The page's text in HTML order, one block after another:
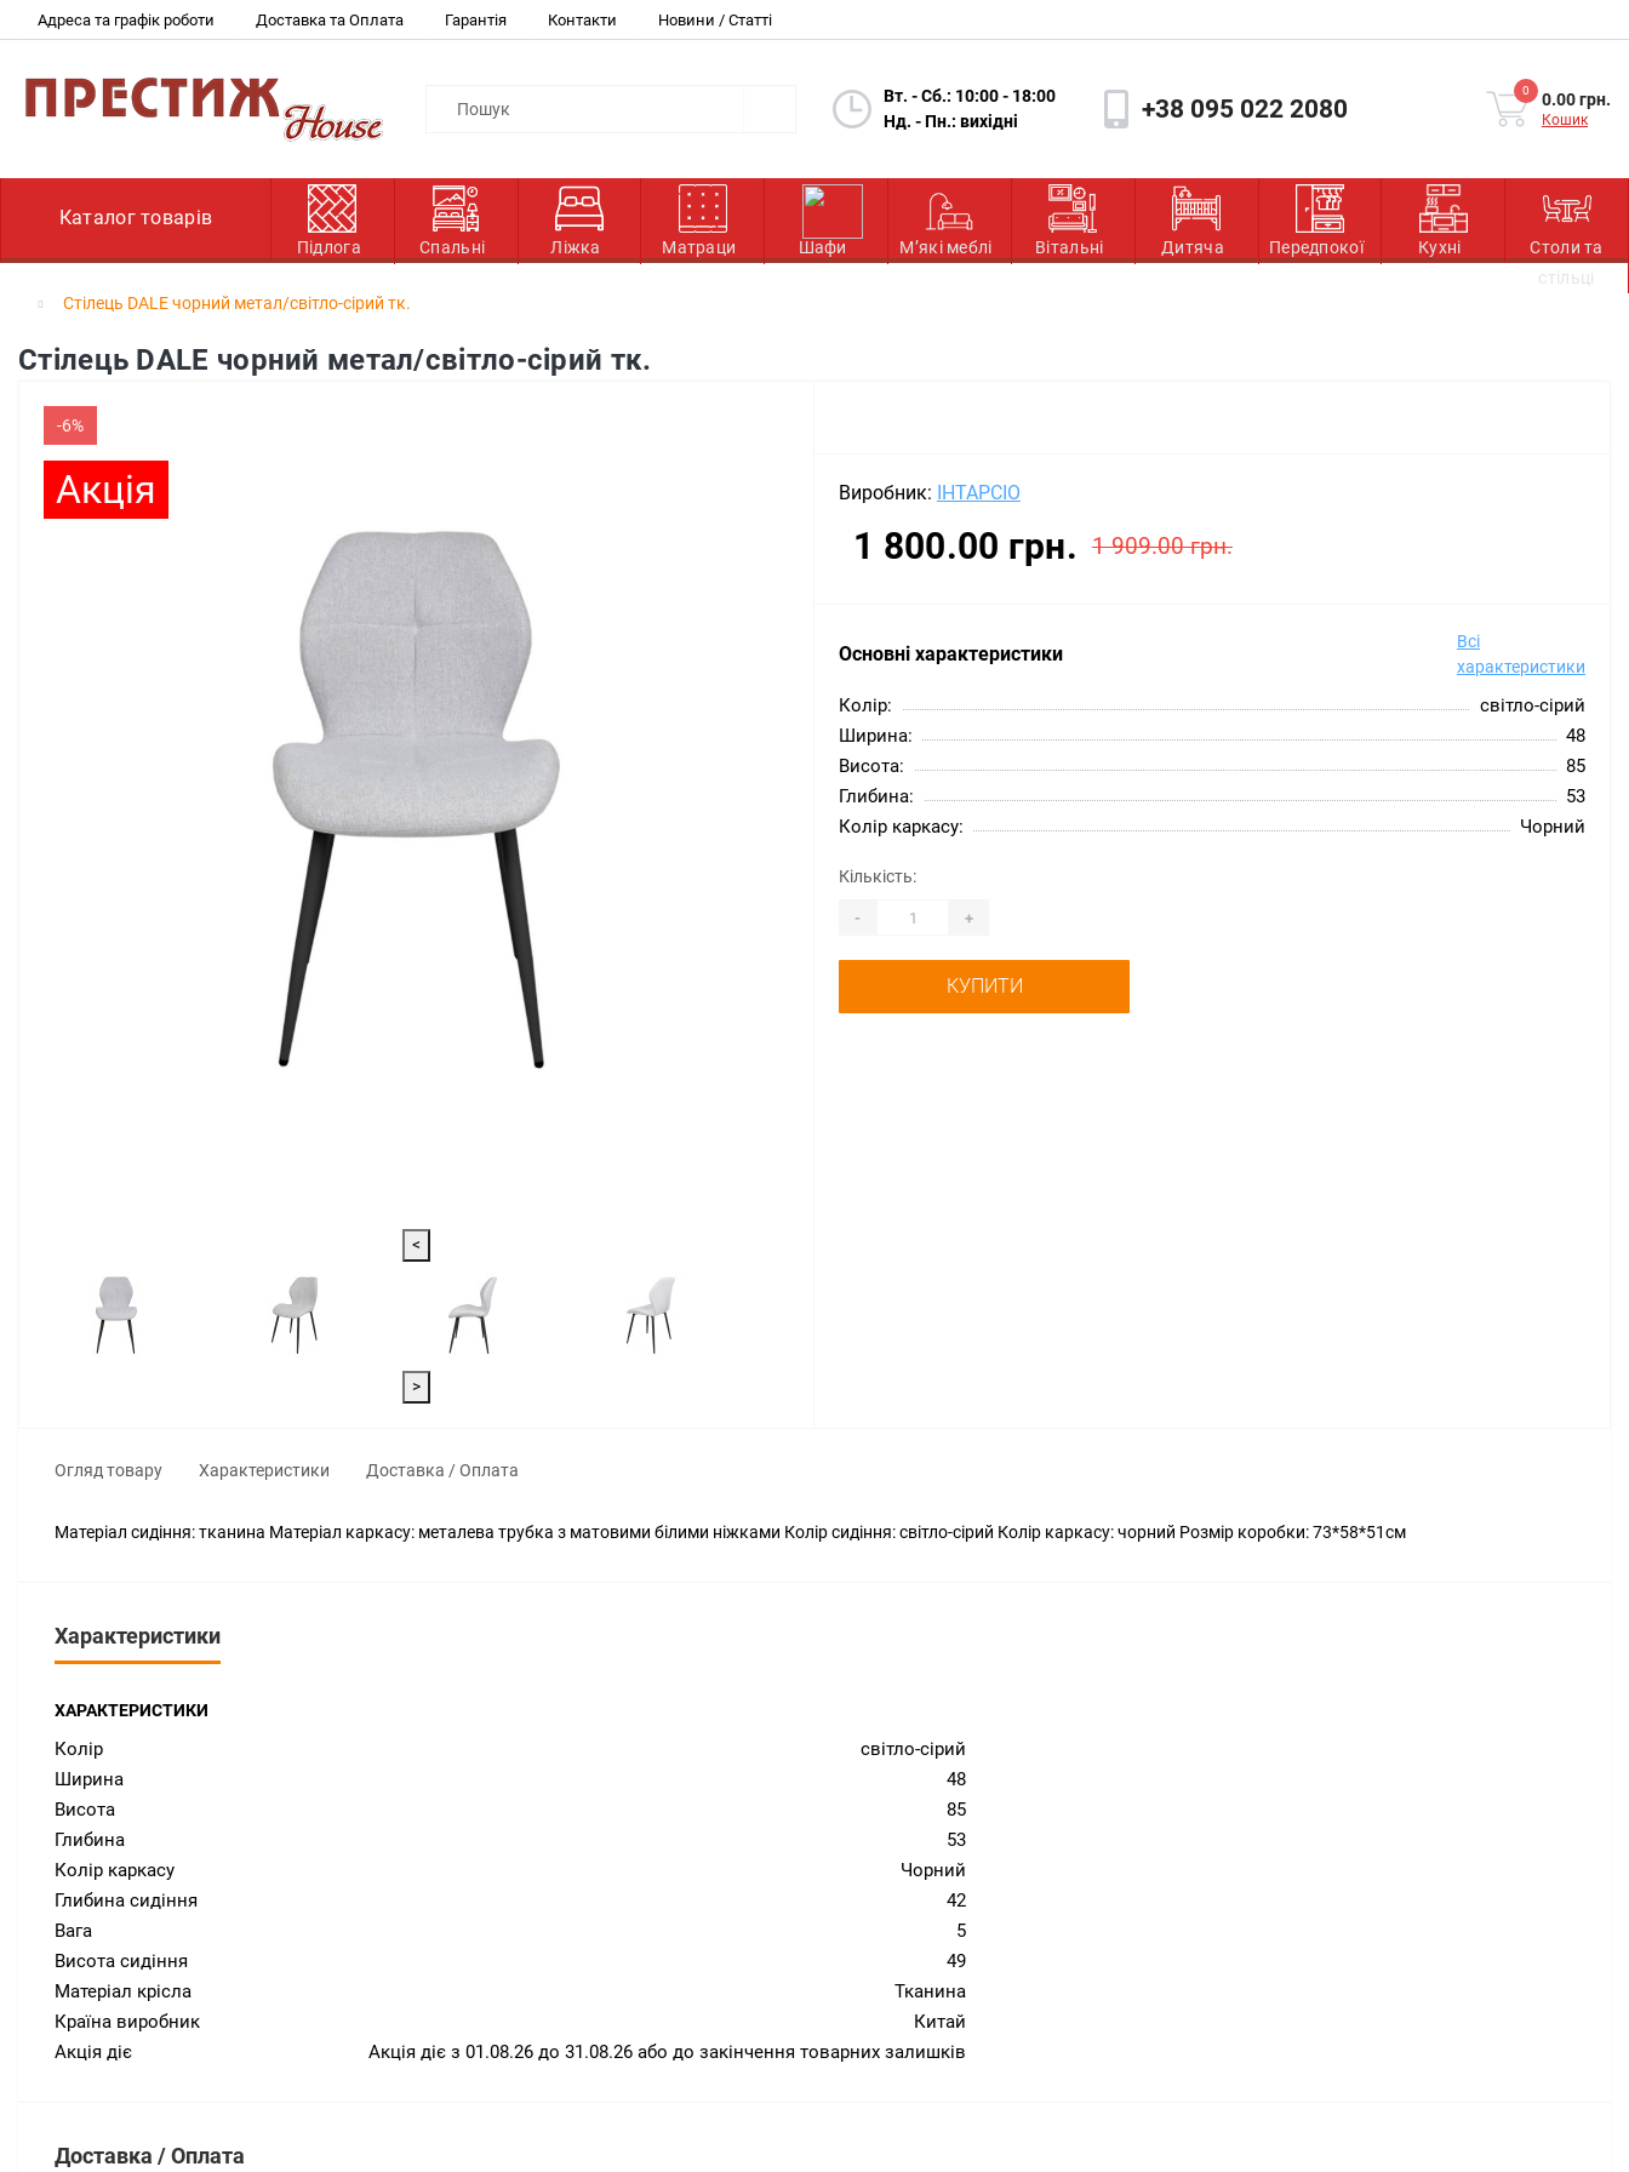
Адреса та графік роботи Доставка та Оплата Гарантія Контакти Новини / Статті
Вт. - Сб.: 10:00 - 18:00
Нд. - Пн.: вихідні
+38 095 022 2080
0 0.00 грн.
Кошик
Каталог товарів
Підлога Спальні Ліжка Матраци Шафи М’які меблі Вітальні Дитяча Передпокої Кухні
Столи та
стільці
Cтілець DALE чорний метал/світло-сірий тк.
Cтілець DALE чорний метал/світло-сірий тк.
-6%
Акція
<
>
Виробник: ІНТАРСІО
1 800.00 грн. 1 909.00 грн.
Основні характеристики
Всі
характеристики
Колір:
світло-сірий
Ширина:
48
Висота:
85
Глибина:
53
Колір каркасу:
Чорний
Кількість:
- +
КУПИТИ
Огляд товару Характеристики Доставка / Оплата
Матеріал сидіння: тканина Матеріал каркасу: металева трубка з матовими білими ніжками Колір сидіння: світло-сірий Колір каркасу: чорний Розмір коробки: 73*58*51см
Характеристики
ХАРАКТЕРИСТИКИ
Колір
світло-сірий
Ширина
48
Висота
85
Глибина
53
Колір каркасу
Чорний
Глибина сидіння
42
Вага
5
Висота сидіння
49
Матеріал крісла
Тканина
Країна виробник
Китай
Акція діє
Акція діє з 01.08.26 до 31.08.26 або до закінчення товарних залишків
Доставка / Оплата